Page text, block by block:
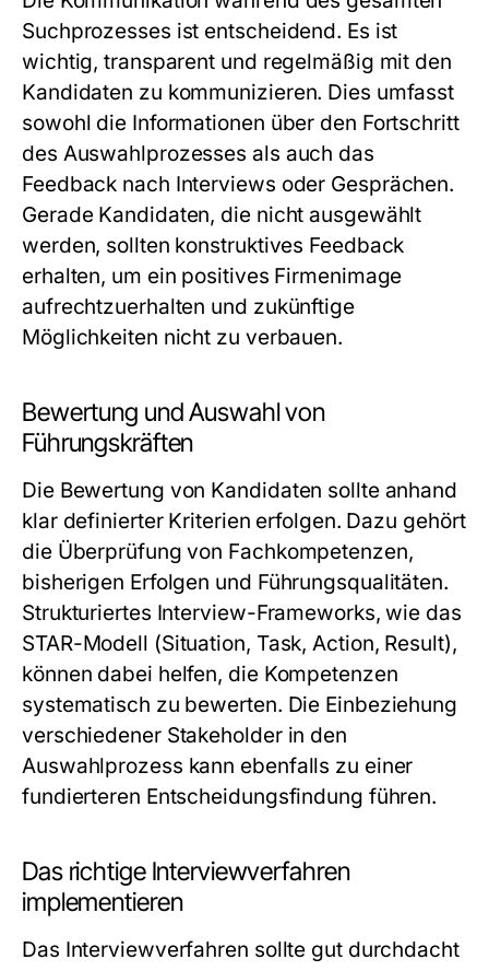
Suchprozesses ist entscheidend. Es ist
wichtig, transparent und regelmäßig mit den
Kandidaten zu kommunizieren. Dies umfasst
sowohl die Informationen über den Fortschritt
des Auswahlprozesses als auch das
Feedback nach Interviews oder Gesprächen.
Gerade Kandidaten, die nicht ausgewählt
werden, sollten konstruktives Feedback
erhalten, um ein positives Firmenimage
aufrechtzuerhalten und zukünftige
Möglichkeiten nicht zu verbauen.
Bewertung und Auswahl von
Führungskräften
Die Bewertung von Kandidaten sollte anhand
klar definierter Kriterien erfolgen. Dazu gehört
die Überprüfung von Fachkompetenzen,
bisherigen Erfolgen und Führungsqualitäten.
Strukturiertes Interview-Frameworks, wie das
STAR-Modell (Situation, Task, Action, Result),
können dabei helfen, die Kompetenzen
systematisch zu bewerten. Die Einbeziehung
verschiedener Stakeholder in den
Auswahlprozess kann ebenfalls zu einer
fundierteren Entscheidungsfindung führen.
Das richtige Interviewverfahren
implementieren
Das Interviewverfahren sollte gut durchdacht